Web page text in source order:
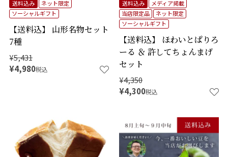
在庫なし商品 在庫なし商品を表示しない
予約商品 予約商品のみを表示
並び順
価格が高い順
キーワードヒット順
【送料込】 山形名物セット
7種
送料込み
ネット限定
ソーシャルギフト
¥5,431
¥4,980税込
【送料込】 ほわいとぱりろ
ーる ＆ 許してちょんまげ
セット
送料込み
メディア掲載
当店限定品
ネット限定
ソーシャルギフト
¥4,350
¥4,300税込